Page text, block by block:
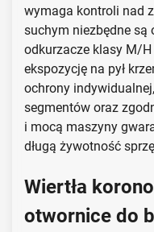
wymaga kontroli nad
suchym niezbędne są
odkurzacze klasy M/
ekspozycję na pył
ochrony
segmentów oraz
i mocą maszyny
długą żywotność
Wiertła
otwornice do